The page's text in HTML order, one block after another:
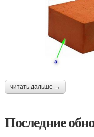
читать дальше →
Последние